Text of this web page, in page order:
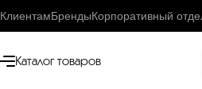
КлиентамБрендыКорпоративный
Каталог товаров